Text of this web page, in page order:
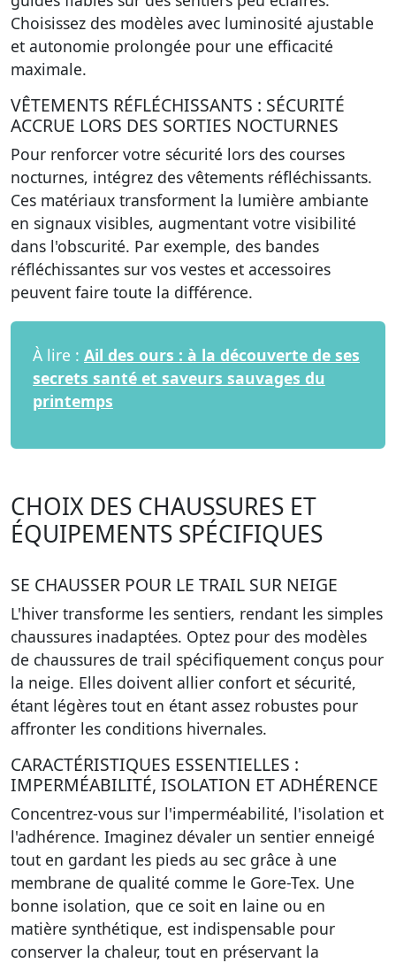
Choisissez des modèles avec luminosité ajustable
et autonomie prolongée pour une efficacité
maximale.
VÊTEMENTS RÉFLÉCHISSANTS : SÉCURITÉ
ACCRUE LORS DES SORTIES NOCTURNES
Pour renforcer votre sécurité lors des courses
nocturnes, intégrez des vêtements réfléchissants.
Ces matériaux transforment la lumière ambiante
en signaux visibles, augmentant votre visibilité
dans l'obscurité. Par exemple, des bandes
réfléchissantes sur vos vestes et accessoires
peuvent faire toute la différence.
À lire : Ail des ours : à la découverte de ses
secrets santé et saveurs sauvages du
printemps
CHOIX DES CHAUSSURES ET
ÉQUIPEMENTS SPÉCIFIQUES
SE CHAUSSER POUR LE TRAIL SUR NEIGE
L'hiver transforme les sentiers, rendant les simples
chaussures inadaptées. Optez pour des modèles
de chaussures de trail spécifiquement conçus pour
la neige. Elles doivent allier confort et sécurité,
étant légères tout en étant assez robustes pour
affronter les conditions hivernales.
CARACTÉRISTIQUES ESSENTIELLES :
IMPERMÉABILITÉ, ISOLATION ET ADHÉRENCE
Concentrez-vous sur l'imperméabilité, l'isolation et
l'adhérence. Imaginez dévaler un sentier enneigé
tout en gardant les pieds au sec grâce à une
membrane de qualité comme le Gore-Tex. Une
bonne isolation, que ce soit en laine ou en
matière synthétique, est indispensable pour
conserver la chaleur, tout en préservant la